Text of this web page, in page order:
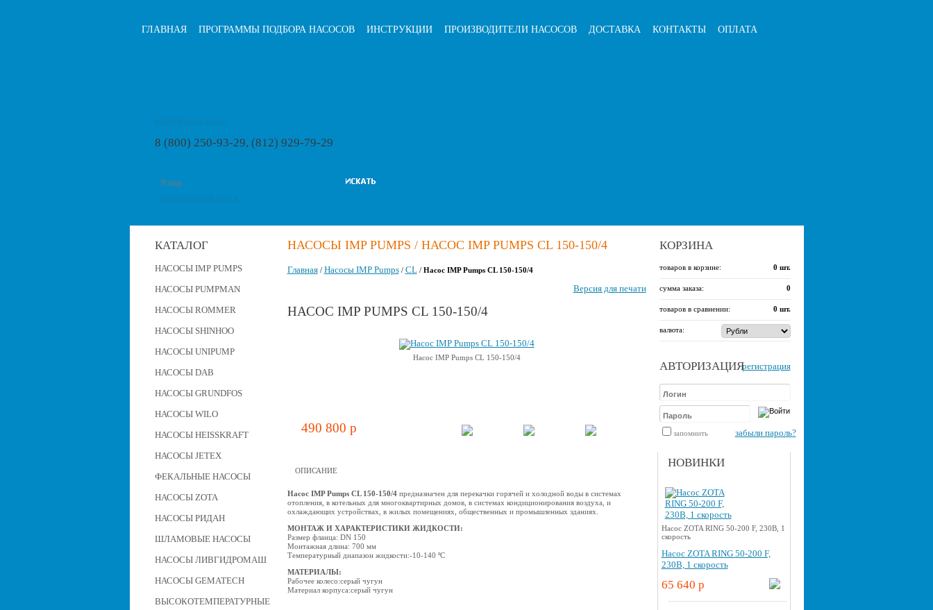
ГЛАВНАЯ ПРОГРАММЫ ПОДБОРА НАСОСОВ ИНСТРУКЦИИ ПРОИЗВОДИТЕЛИ НАСОСОВ ДОСТАВКА КОНТАКТЫ ОПЛАТА
8 (800) 250-93-29, (812) 929-79-29
КАТАЛОГ
НАСОСЫ IMP PUMPS
НАСОСЫ PUMPMAN
НАСОСЫ ROMMER
НАСОСЫ SHINHOO
НАСОСЫ UNIPUMP
НАСОСЫ DAB
НАСОСЫ GRUNDFOS
НАСОСЫ WILO
НАСОСЫ HEISSKRAFT
НАСОСЫ JETEX
ФЕКАЛЬНЫЕ НАСОСЫ
НАСОСЫ ZOTA
НАСОСЫ РИДАН
ШЛАМОВЫЕ НАСОСЫ
НАСОСЫ ЛИВГИДРОМАШ
НАСОСЫ GEMATECH
ВЫСОКОТЕМПЕРАТУРНЫЕ
КОРЗИНА
товаров в корзине: 0 шт.
сумма заказа: 0
товаров в сравнении: 0 шт.
валюта:
АВТОРИЗАЦИЯрегистрация
запомнить забыли пароль?
НОВИНКИ
Насос ZOTA RING 50-200 F, 230В, 1
скорость
Насос ZOTA RING 50-200 F,
230В, 1 скорость
65 640 p
НАСОСЫ IMP PUMPS / НАСОС IMP PUMPS CL 150-150/4
Главная/ Насосы IMP Pumps/ CL/ Насос IMP Pumps CL 150-150/4
Версия для печати
НАСОС IMP PUMPS CL 150-150/4
Насос IMP Pumps CL 150-150/4
490 800 p
ОПИСАНИЕ
Насос IMP Pumps CL 150-150/4предназначен для перекачки горячей и холодной воды в системах
отопления, в котельных для многоквартирных домов, в системах кондиционирования воздуха, и
охлаждающих устройствах, в жилых помещениях, общественных и промышленных зданиях.
МОНТАЖ И ХАРАКТЕРИСТИКИ ЖИДКОСТИ:
Размер фланца: DN 150
Монтажная длина: 700 мм
Температурный диапазон жидкости:-10-140 ºС
МАТЕРИАЛЫ:
Рабочее колесо:серый чугун
Материал корпуса:серый чугун